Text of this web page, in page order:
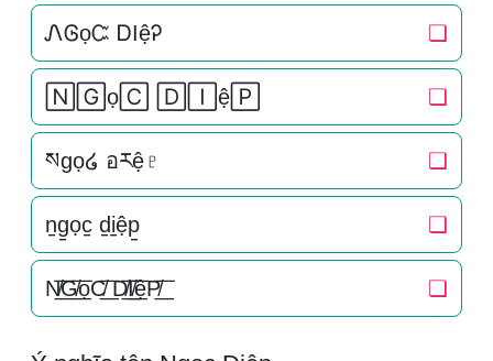
ᏁᎶọᏨ ᎠIệᎮ ❏
🄽🄶ọ🄲 🄳🄸ệ🄿 ❏
སgọ໒ อརệ♇ ❏
n̠g̠ọc̠ d̠i̠ệp̠ ❏
N̸͟͞G̸͟͞ọC̸͟͞ D̸͟͞I̸͟͞ệP̸͟͞ ❏